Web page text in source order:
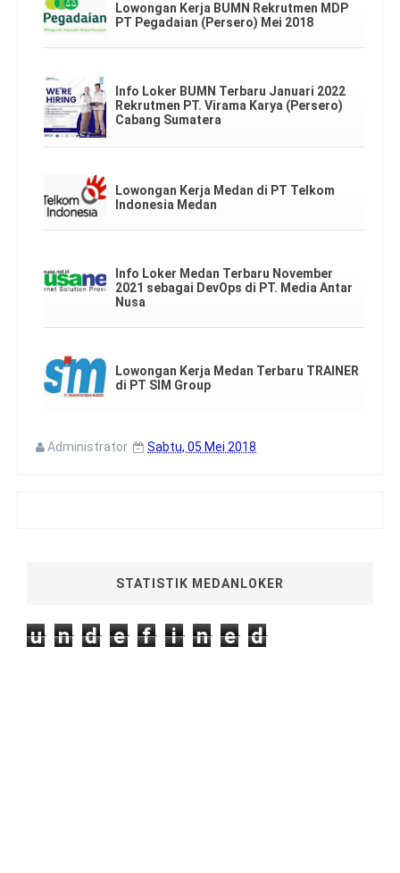
Lowongan Kerja BUMN Rekrutmen MDP
PT Pegadaian (Persero) Mei 2018
Info Loker BUMN Terbaru Januari 2022
Rekrutmen PT. Virama Karya (Persero)
Cabang Sumatera
Lowongan Kerja Medan di PT Telkom
Indonesia Medan
Info Loker Medan Terbaru November
2021 sebagai DevOps di PT. Media Antar
Nusa
Lowongan Kerja Medan Terbaru TRAINER
di PT SIM Group
Administrator Sabtu, 05 Mei 2018
STATISTIK MEDANLOKER
u n d e f i n e d